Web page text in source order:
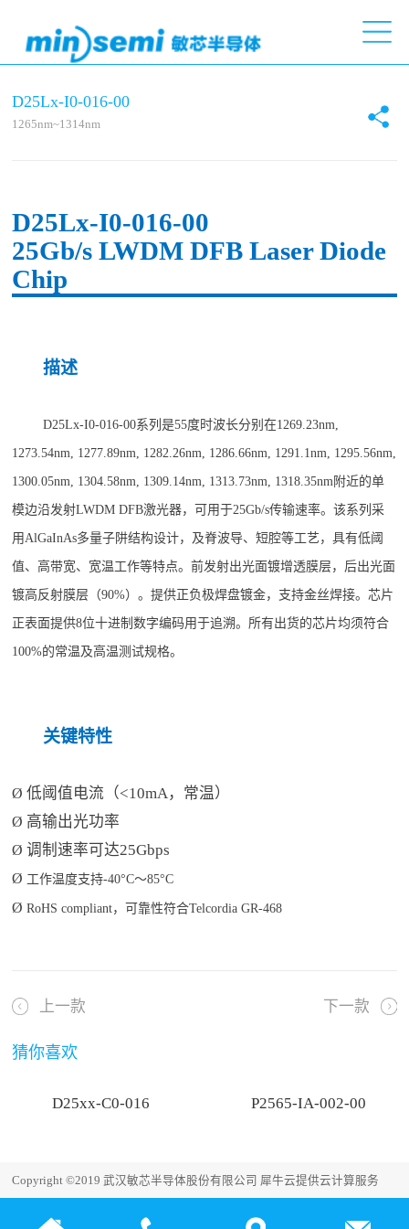
D25Lx-I0-016-00
1265nm~1314nm
D25Lx-I0-016-00
25Gb/s LWDM DFB Laser Diode
Chip
描述
D25Lx-I0-016-00系列是55度时波长分别在1269.23nm,
1273.54nm, 1277.89nm, 1282.26nm, 1286.66nm, 1291.1nm, 1295.56nm,
1300.05nm, 1304.58nm, 1309.14nm, 1313.73nm, 1318.35nm附近的单
模边沿发射LWDM DFB激光器，可用于25Gb/s传输速率。该系列采
用AlGaInAs多量子阱结构设计，及脊波导、短腔等工艺，具有低阈
值、高带宽、宽温工作等特点。前发射出光面镀增透膜层，后出光面
镀高反射膜层（90%）。提供正负极焊盘镀金，支持金丝焊接。芯片
正表面提供8位十进制数字编码用于追溯。所有出货的芯片均须符合
100%的常温及高温测试规格。
关键特性
Ø低阈值电流（<10mA，常温）
Ø 高输出光功率
Ø调制速率可达25Gbps
Ø 工作温度支持-40°C～85°C
ØRoHS compliant，可靠性符合Telcordia GR-468
上一款 下一款
猜你喜欢
D25xx-C0-016 P2565-IA-002-00
Copyright ©2019 武汉敏芯半导体股份有限公司 犀牛云提供云计算服务